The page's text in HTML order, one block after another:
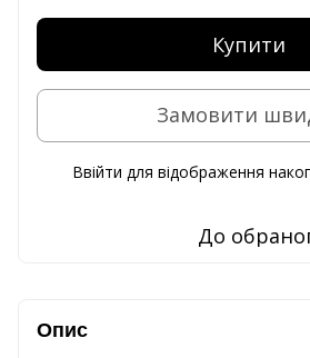
Купити
Замовити
Ввійти для відображення
До
Опис